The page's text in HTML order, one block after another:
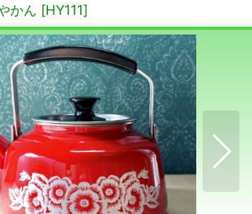
かん [HY111]